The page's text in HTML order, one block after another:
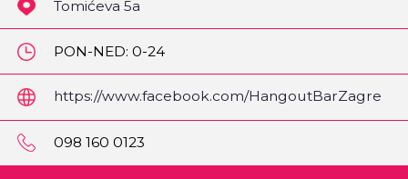
Tomićeva 5a
PON-NED: 0-24
https://www.facebook.com/HangoutBarZagre
b/
098 160 0123